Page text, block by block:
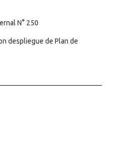
N° 250
despliegue de Plan de